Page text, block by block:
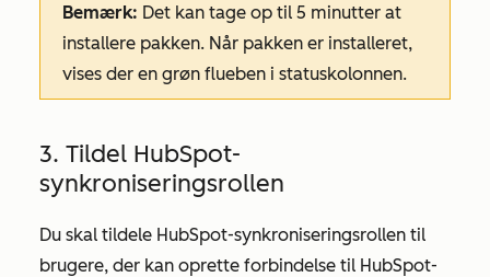
Bemærk: Det kan tage op til 5 minutter at
installere pakken. Når pakken er installeret,
vises der en grøn flueben i statuskolonnen.
3. Tildel HubSpot-
synkroniseringsrollen
Du skal tildele HubSpot-synkroniseringsrollen til
brugere, der kan oprette forbindelse til HubSpot-